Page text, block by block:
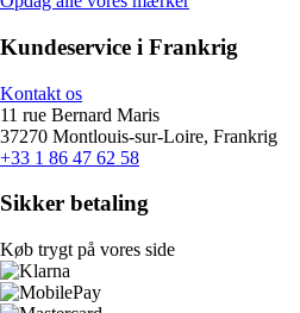
Kundeservice i Frankrig
Kontakt os
11 rue Bernard Maris
37270 Montlouis-sur-Loire, Frankrig
+33 1 86 47 62 58
Sikker betaling
Køb trygt på vores side